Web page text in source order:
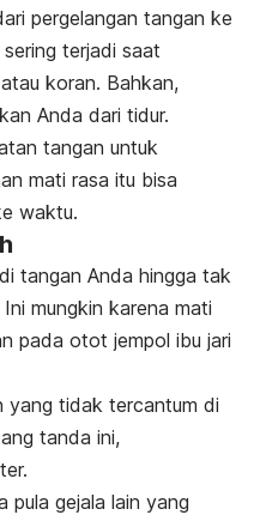
pergelangan tangan ke
terjadi saat
koran. Bahkan,
Anda dari tidur.
tangan untuk
mati rasa itu bisa
waktu.
tangan Anda hingga tak
mungkin karena mati
pada otot jempol ibu jari
yang tidak tercantum di
tanda ini,
pula gejala lain yang